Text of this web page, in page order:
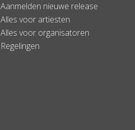
Aanmelden nieuwe release
Alles voor artiesten
Alles voor organisatoren
Regelingen